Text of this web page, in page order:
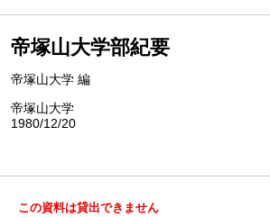
帝塚山大学部紀要
帝塚山大学 編
帝塚山大学
1980/12/20
この資料は貸出できません